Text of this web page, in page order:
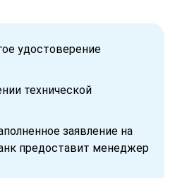
удостоверение
технической
заявление на
предоставит менеджер